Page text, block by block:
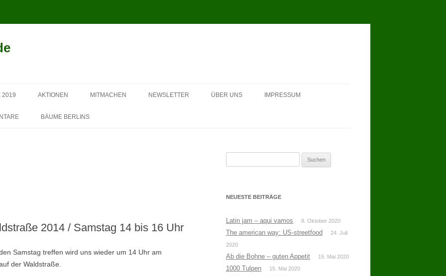
zum
2019 AKTIONEN
SPONSOREN 2013
MITMACHEN NEWSLETTER ÜBER UNS IMPRESSUM
BÄUME BERLINS
2014 / Samstag 14 bis 16 Uhr
Samstag treffen wird uns wieder um 14 Uhr am
der Waldstraße.
NEUESTE BEITRÄGE
Latin jam – aqui vamos 8. Oktober 2020
The american way: US-streetfood
24. Juli
2020
Ab die Bohne – guten Appetit 15. Mai 2020
1000 Tulpen 15. Mai 2020